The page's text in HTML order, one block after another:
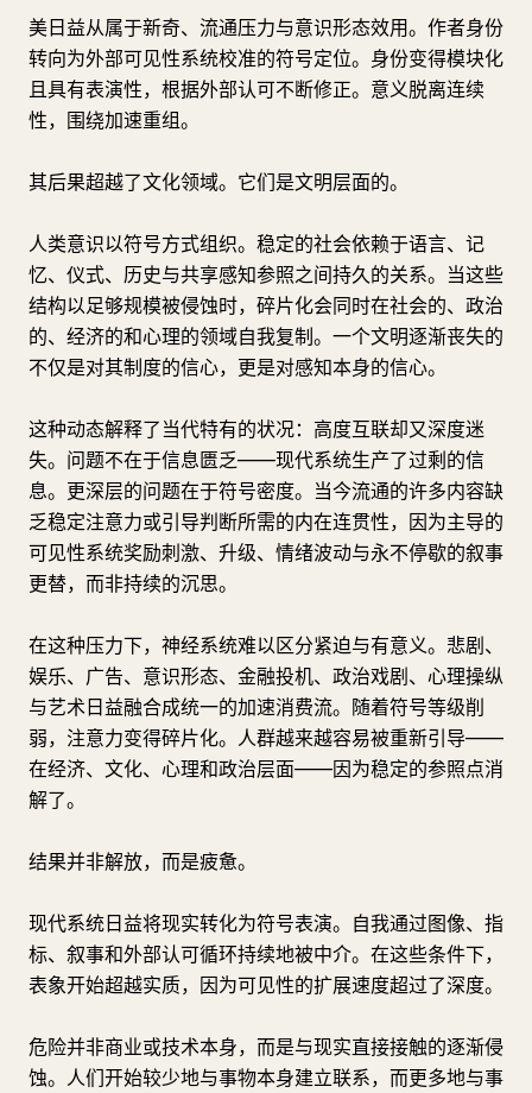
美日益从属于新奇、流通压力与意识形态效用。作者身份
转向为外部可见性系统校准的符号定位。身份变得模块化
且具有表演性，根据外部认可不断修正。意义脱离连续
性，围绕加速重组。
其后果超越了文化领域。它们是文明层面的。
人类意识以符号方式组织。稳定的社会依赖于语言、记
忆、仪式、历史与共享感知参照之间持久的关系。当这些
结构以足够规模被侵蚀时，碎片化会同时在社会的、政治
的、经济的和心理的领域自我复制。一个文明逐渐丧失的
不仅是对其制度的信心，更是对感知本身的信心。
这种动态解释了当代特有的状况：高度互联却又深度迷
失。问题不在于信息匮乏——现代系统生产了过剩的信
息。更深层的问题在于符号密度。当今流通的许多内容缺
乏稳定注意力或引导判断所需的内在连贯性，因为主导的
可见性系统奖励刺激、升级、情绪波动与永不停歇的叙事
更替，而非持续的沉思。
在这种压力下，神经系统难以区分紧迫与有意义。悲剧、
娱乐、广告、意识形态、金融投机、政治戏剧、心理操纵
与艺术日益融合成统一的加速消费流。随着符号等级削
弱，注意力变得碎片化。人群越来越容易被重新引导——
在经济、文化、心理和政治层面——因为稳定的参照点消
解了。
结果并非解放，而是疲惫。
现代系统日益将现实转化为符号表演。自我通过图像、指
标、叙事和外部认可循环持续地被中介。在这些条件下，
表象开始超越实质，因为可见性的扩展速度超过了深度。
危险并非商业或技术本身，而是与现实直接接触的逐渐侵
蚀。人们开始较少地与事物本身建立联系，而更多地与事